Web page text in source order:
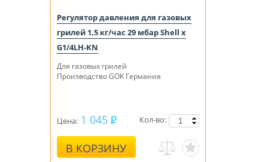
Регулятор давления для газовых
грилей 1,5 кг/час 29 мбар Shell x
G1/4LH-KN
Для газовых грилей
Производство GOK Германия
Цена: 1 045
В КОРЗИНУ
Кол-во: